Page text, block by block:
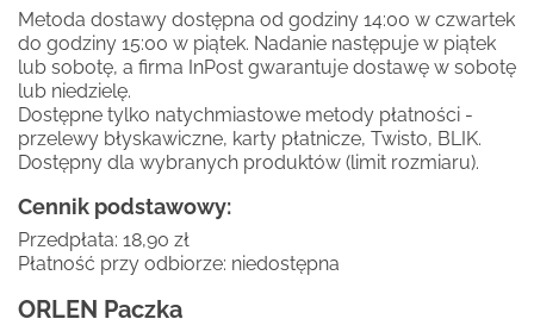
Metoda dostawy dostępna od godziny 14:00 w czwartek
do godziny 15:00 w piątek. Nadanie następuje w piątek
lub sobotę, a firma InPost gwarantuje dostawę w sobotę
lub niedzielę.
Dostępne tylko natychmiastowe metody płatności -
przelewy błyskawiczne, karty płatnicze, Twisto, BLIK.
Dostępny dla wybranych produktów (limit rozmiaru).
Cennik podstawowy:
Przedpłata: 18,90 zł
Płatność przy odbiorze: niedostępna
ORLEN Paczka